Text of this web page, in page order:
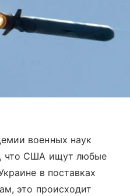
военных наук
, что США ищут любые
в поставках
это происходит